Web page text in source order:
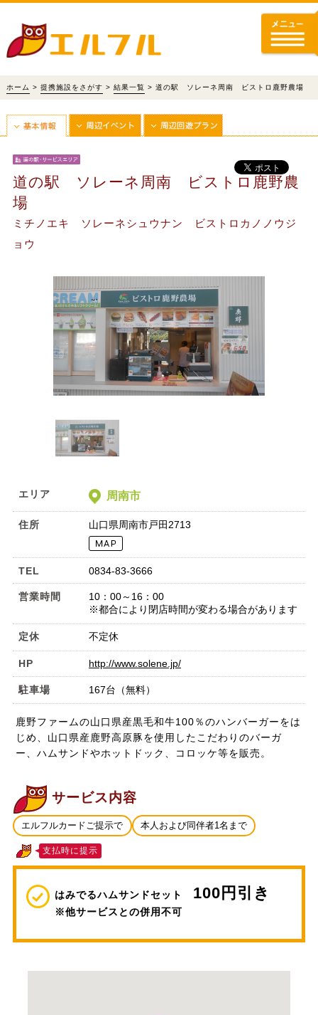
ホーム > 提携施設をさがす > 結果一覧 > 道の駅 ソレーネ周南 ビストロ鹿野農場
道の駅 ソレーネ周南 ビストロ鹿野農
場
ミチノエキ ソレーネシュウナン ビストロカノノウジ
ョウ
エリア 周南市
住所 山口県周南市戸田2713
TEL 0834-83-3666
営業時間
10：00～16：00
※都合により閉店時間が変わる場合があります
定休 不定休
HP http://www.solene.jp/
駐車場 167台（無料）
鹿野ファームの山口県産黒毛和牛100％のハンバーガーをは
じめ、山口県産鹿野高原豚を使用したこだわりのバーガ
ー、ハムサンドやホットドック、コロッケ等を販売。
サービス内容
エルフルカードご提示で 本人および同伴者1名まで
支払時に提示
はみでるハムサンドセット 100円引き
※他サービスとの併用不可